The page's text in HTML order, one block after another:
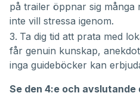
på trailer öppnar sig många
inte vill stressa igenom.
Ta dig tid att prata med
får genuin kunskap,
inga guideböcker kan
Se den 4:e och avslutande